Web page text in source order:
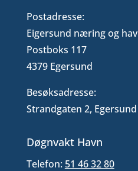
Postadresse:
Eigersund næring og
Postboks 117
4379 Egersund
Besøksadresse:
Strandgaten 2, Egersund
Døgnvakt Havn
Telefon: 51 46 32 80